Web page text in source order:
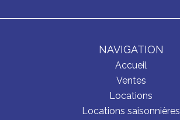
NAVIGATION
Accueil
Ventes
Locations
Locations saisonnières